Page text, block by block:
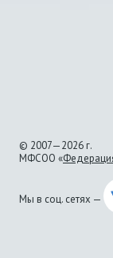
© 2007—2026 г.
МФСОО «
Мы в соц. сетях —